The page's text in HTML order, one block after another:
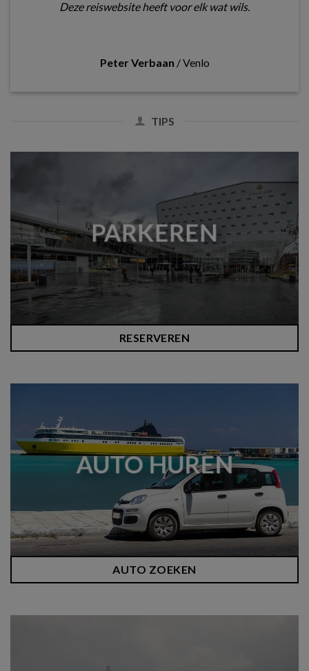
Deze reiswebsite heeft voor elk wat wils.
Peter Verbaan /Venlo
TIPS
PARKEREN
RESERVEREN
AUTO HUREN
AUTO ZOEKEN